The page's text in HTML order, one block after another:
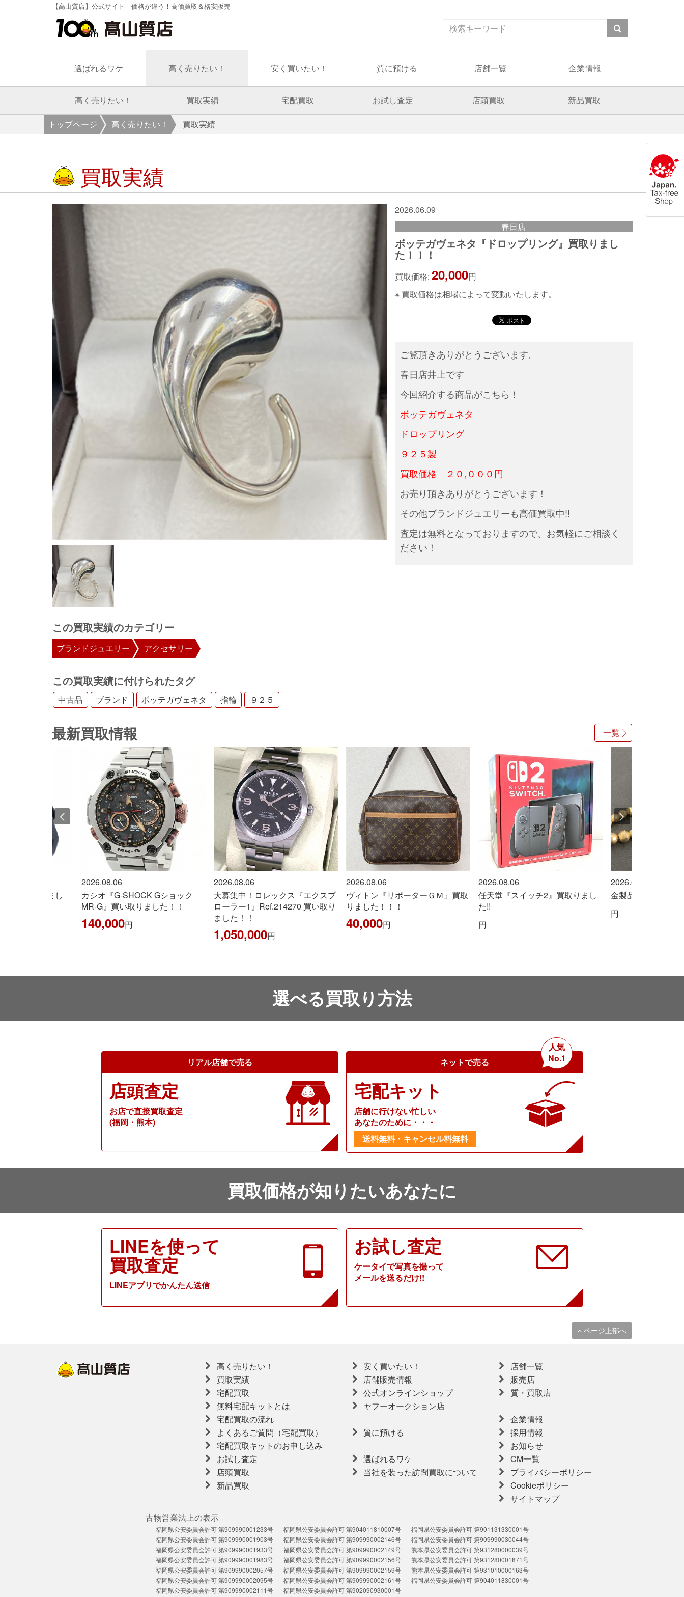
【高山質店】公式サイト｜価格が違う！高価買取＆格安販売
選ばれるワケ 高く売りたい！ 安く買いたい！ 質に預ける 店舗一覧 企業情報
高く売りたい！ 買取実績 宅配買取 お試し査定 店頭買取 新品買取
トップページ 高く売りたい！ 買取実績
買取実績
2026.06.09
春日店
ボッテガヴェネタ『ドロップリング』買取りまし
た！！！
買取価格:20,000円
※ 買取価格は相場によって変動いたします。
ご覧頂きありがとうございます。
春日店井上です
今回紹介する商品がこちら！
ボッテガヴェネタ
ドロップリング
９２５製
買取価格 ２０,０００円
お売り頂きありがとうございます！
その他ブランドジュエリーも高価買取中!!
査定は無料となっておりますので、お気軽にご相談く
ださい！
この買取実績のカテゴリー
ブランドジュエリー アクセサリー
この買取実績に付けられたタグ
中古品 ブランド ボッテガヴェネタ 指輪 ９２５
一覧
最新買取情報
シオ『G-SHOCK Gショック
G』買い取りました！！
大募集中！ロレックス『エクスプ
ローラー1』Ref.214270 買い取り
1,050,000
ヴィトン『リポーターＧＭ』買取
りました！！！
任天堂『スイッチ2』買取りまし
た!!
金製品売ってください！！
選べる買取り方法
リアル店舗で売る
店頭査定
お店で直接買取査定
(福岡・熊本)
ネットで売る
人気
No.1
宅配キット
店舗に行けない忙しい
あなたのために・・・
送料無料・キャンセル料無料
買取価格が知りたいあなたに
LINEを使って
買取査定
LINEアプリでかんたん送信
お試し査定
ケータイで写真を撮って
メールを送るだけ!!
ページ上部へ
高く売りたい！
買取実績
宅配買取
無料宅配キットとは
宅配買取の流れ
よくあるご質問（宅配買取）
宅配買取キットのお申し込み
お試し査定
店頭買取
新品買取
安く買いたい！
店舗販売情報
公式オンラインショップ
ヤフーオークション店
質に預ける
選ばれるワケ
当社を装った訪問買取について
店舗一覧
販売店
質・買取店
企業情報
採用情報
お知らせ
CM一覧
プライバシーポリシー
Cookieポリシー
サイトマップ
古物営業法上の表示
福岡県公安委員会許可 第909990001233号
福岡県公安委員会許可 第909990001903号
福岡県公安委員会許可 第909990001933号
福岡県公安委員会許可 第909990001983号
福岡県公安委員会許可 第909990002057号
福岡県公安委員会許可 第909990002095号
福岡県公安委員会許可 第909990002111号
福岡県公安委員会許可 第904011810007号
福岡県公安委員会許可 第909990002146号
福岡県公安委員会許可 第909990002149号
福岡県公安委員会許可 第909990002156号
福岡県公安委員会許可 第909990002159号
福岡県公安委員会許可 第909990002161号
福岡県公安委員会許可 第902090930001号
福岡県公安委員会許可 第901131330001号
福岡県公安委員会許可 第909990030044号
熊本県公安委員会許可 第931280000039号
熊本県公安委員会許可 第931280001871号
熊本県公安委員会許可 第931010000163号
福岡県公安委員会許可 第904011830001号